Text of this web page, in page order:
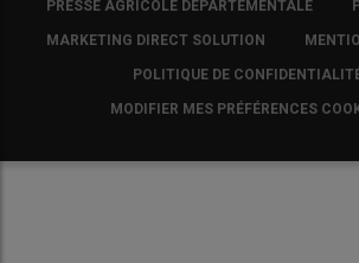
PRESSE AGRICOLE DÉPARTEMENTALE
MARKETING DIRECT SOLUTION
POLITIQUE DE
MODIFIER MES PRÉFÉRENCES